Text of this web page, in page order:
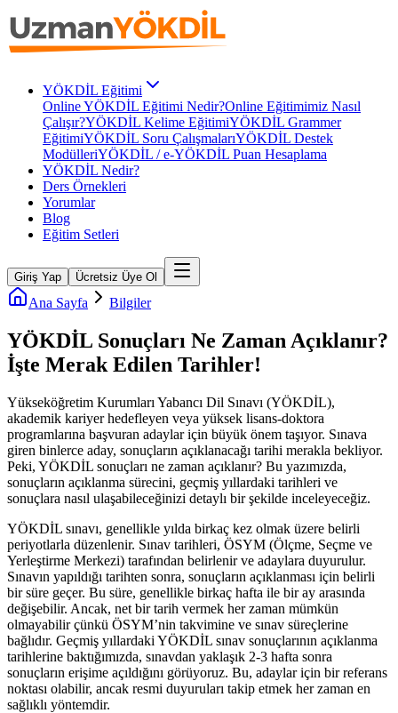
YÖKDİL Eğitimi
Online YÖKDİL Eğitimi Nedir?Online Eğitimimiz Nasıl
Çalışır?YÖKDİL Kelime EğitimiYÖKDİL Grammer
EğitimiYÖKDİL Soru ÇalışmalarıYÖKDİL Destek
ModülleriYÖKDİL / e-YÖKDİL Puan Hesaplama
YÖKDİL Nedir?
Ders Örnekleri
Yorumlar
Blog
Eğitim Setleri
Giriş Yap Ücretsiz Üye Ol
Ana Sayfa Bilgiler
YÖKDİL Sonuçları Ne Zaman Açıklanır?
İşte Merak Edilen Tarihler!
Yükseköğretim Kurumları Yabancı Dil Sınavı (YÖKDİL),
akademik kariyer hedefleyen veya yüksek lisans-doktora
programlarına başvuran adaylar için büyük önem taşıyor. Sınava
giren binlerce aday, sonuçların açıklanacağı tarihi merakla bekliyor.
Peki, YÖKDİL sonuçları ne zaman açıklanır? Bu yazımızda,
sonuçların açıklanma sürecini, geçmiş yıllardaki tarihleri ve
sonuçlara nasıl ulaşabileceğinizi detaylı bir şekilde inceleyeceğiz.
YÖKDİL sınavı, genellikle yılda birkaç kez olmak üzere belirli
periyotlarla düzenlenir. Sınav tarihleri, ÖSYM (Ölçme, Seçme ve
Yerleştirme Merkezi) tarafından belirlenir ve adaylara duyurulur.
Sınavın yapıldığı tarihten sonra, sonuçların açıklanması için belirli
bir süre geçer. Bu süre, genellikle birkaç hafta ile bir ay arasında
değişebilir. Ancak, net bir tarih vermek her zaman mümkün
olmayabilir çünkü ÖSYM’nin takvimine ve sınav süreçlerine
bağlıdır. Geçmiş yıllardaki YÖKDİL sınav sonuçlarının açıklanma
tarihlerine baktığımızda, sınavdan yaklaşık 2-3 hafta sonra
sonuçların erişime açıldığını görüyoruz. Bu, adaylar için bir referans
noktası olabilir, ancak resmi duyuruları takip etmek her zaman en
sağlıklı yöntemdir.